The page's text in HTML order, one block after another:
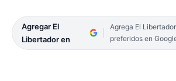
Agregar El
Libertador en
Agrega El
preferidos en